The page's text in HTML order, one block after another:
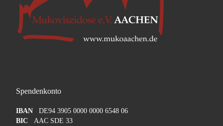
Spendenkonto
IBANDE94 3905 0000 0000 6548 06
BIC AAC SDE 33